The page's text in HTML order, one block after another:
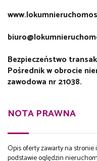
Bezpieczeństwo
Pośrednik w obrocie
zawodowa nr 21038.
NOTA PRAWNA
Opis oferty zawarty na
podstawie oględzin